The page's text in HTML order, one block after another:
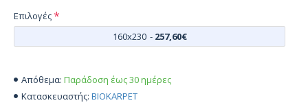
Απόθεμα: Παράδοση έως 30 ημέρες
Κατασκευαστής: BIOKARPET
Επιλογές
160x230 - 257,60€